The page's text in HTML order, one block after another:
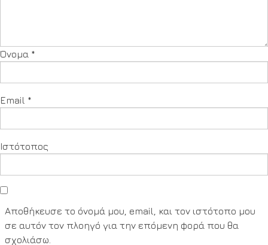
Όνομα *
Email *
Ιστότοπος
Αποθήκευσε το όνομά μου, email, και τον ιστότοπο μου
σε αυτόν τον πλοηγό για την επόμενη φορά που θα
σχολιάσω.